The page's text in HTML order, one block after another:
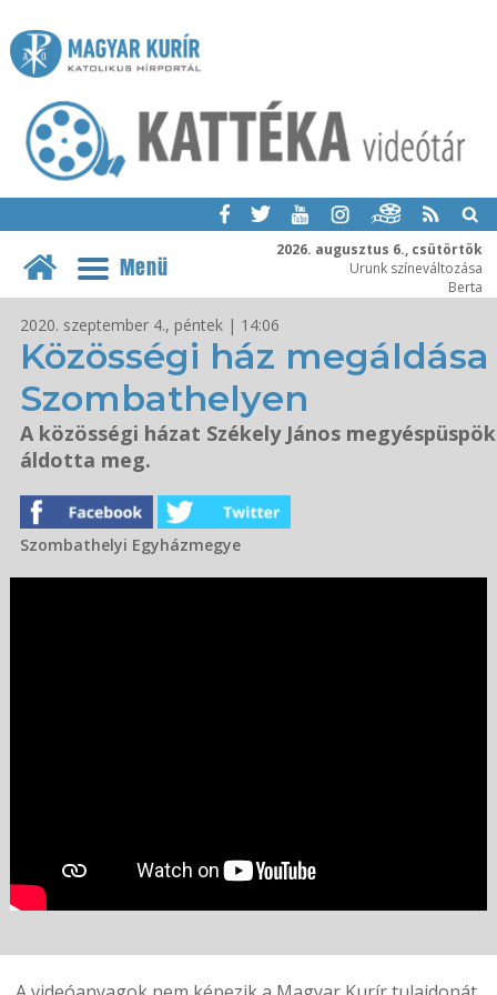
2026. augusztus 6., csütörtök
Urunk színeváltozása
Berta
Menü
2020. szeptember 4., péntek | 14:06
Közösségi ház megáldása
Szombathelyen
A közösségi házat Székely János megyéspüspök
áldotta meg.
Szombathelyi Egyházmegye